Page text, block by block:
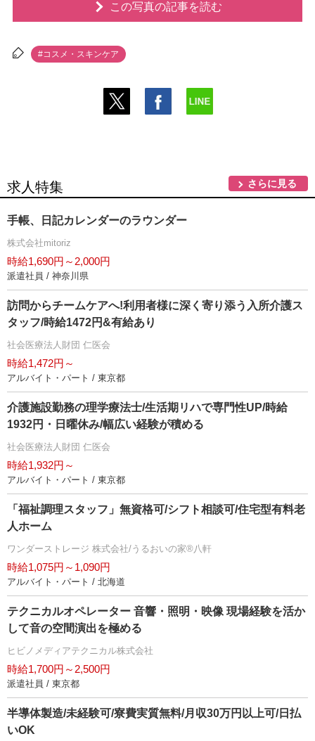
この写真の記事を読む
#コスメ・スキンケア
求人特集 さらに見る
手帳、日記カレンダーのラウンダー
株式会社mitoriz
時給1,690円～2,000円
派遣社員 / 神奈川県
訪問からチームケアへ!利用者様に深く寄り添う入所介護ス
タッフ/時給1472円&有給あり
社会医療法人財団 仁医会
時給1,472円～
アルバイト・パート / 東京都
介護施設勤務の理学療法士/生活期リハで専門性UP/時給
1932円・日曜休み/幅広い経験が積める
社会医療法人財団 仁医会
時給1,932円～
アルバイト・パート / 東京都
「福祉調理スタッフ」無資格可/シフト相談可/住宅型有料老
人ホーム
ワンダーストレージ 株式会社/うるおいの家®八軒
時給1,075円～1,090円
アルバイト・パート / 北海道
テクニカルオペレーター 音響・照明・映像 現場経験を活か
して音の空間演出を極める
ヒビノメディアテクニカル株式会社
時給1,700円～2,500円
派遣社員 / 東京都
半導体製造/未経験可/寮費実質無料/月収30万円以上可/日払
いOK